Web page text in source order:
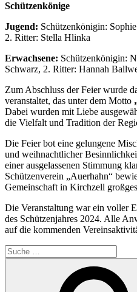
Schützenkönige
Jugend: Schützenkönigin:
2. Ritter: Stella Hlinka
Erwachsene: Schützenkönigin:
Schwarz, 2. Ritter: Hannah
Zum Abschluss der Feier wurde
veranstaltet, das unter dem Motto
Dabei wurden mit Liebe
die Vielfalt und Tradition der
Die Feier bot eine gelungene
und weihnachtlicher
einer ausgelassenen Stimmung
Schützenverein „Auerhahn“
Gemeinschaft in Kirchzell
Die Veranstaltung war ein voller
des Schützenjahres 2024. Alle
auf die kommenden
Suche
nach: